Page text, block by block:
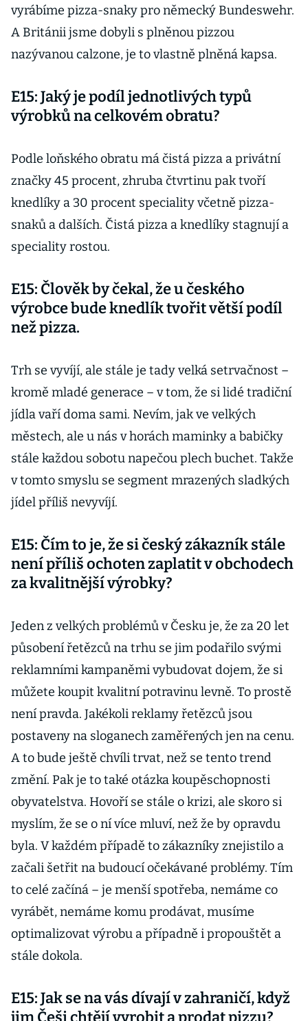
vyrábíme pizza-snaky pro německý Bundeswehr.
A Británii jsme dobyli s plněnou pizzou
nazývanou calzone, je to vlastně plněná kapsa.
E15: Jaký je podíl jednotlivých typů
výrobků na celkovém obratu?
Podle loňského obratu má čistá pizza a privátní
značky 45 procent, zhruba čtvrtinu pak tvoří
knedlíky a 30 procent speciality včetně pizza-
snaků a dalších. Čistá pizza a knedlíky stagnují a
speciality rostou.
E15: Člověk by čekal, že u českého
výrobce bude knedlík tvořit větší podíl
než pizza.
Trh se vyvíjí, ale stále je tady velká setrvačnost –
kromě mladé generace – v tom, že si lidé tradiční
jídla vaří doma sami. Nevím, jak ve velkých
městech, ale u nás v horách maminky a babičky
stále každou sobotu napečou plech buchet. Takže
v tomto smyslu se segment mrazených sladkých
jídel příliš nevyvíjí.
E15: Čím to je, že si český zákazník stále
není příliš ochoten zaplatit v obchodech
za kvalitnější výrobky?
Jeden z velkých problémů v Česku je, že za 20 let
působení řetězců na trhu se jim podařilo svými
reklamními kampaněmi vybudovat dojem, že si
můžete koupit kvalitní potravinu levně. To prostě
není pravda. Jakékoli reklamy řetězců jsou
postaveny na sloganech zaměřených jen na cenu.
A to bude ještě chvíli trvat, než se tento trend
změní. Pak je to také otázka koupěschopnosti
obyvatelstva. Hovoří se stále o krizi, ale skoro si
myslím, že se o ní více mluví, než že by opravdu
byla. V každém případě to zákazníky znejistilo a
začali šetřit na budoucí očekávané problémy. Tím
to celé začíná – je menší spotřeba, nemáme co
vyrábět, nemáme komu prodávat, musíme
optimalizovat výrobu a případně i propouštět a
stále dokola.
E15: Jak se na vás dívají v zahraničí, když
jim Češi chtějí vyrobit a prodat pizzu?